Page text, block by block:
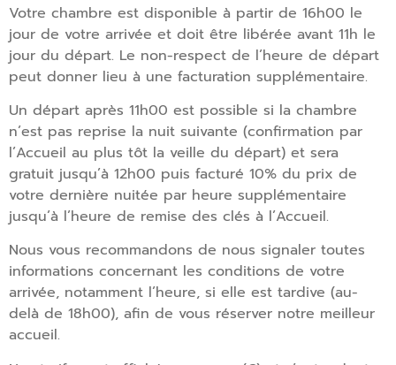
Votre chambre est disponible à partir de 16h00 le
jour de votre arrivée et doit être libérée avant 11h le
jour du départ. Le non-respect de l’heure de départ
peut donner lieu à une facturation supplémentaire.
Un départ après 11h00 est possible si la chambre
n’est pas reprise la nuit suivante (confirmation par
l’Accueil au plus tôt la veille du départ) et sera
gratuit jusqu’à 12h00 puis facturé 10% du prix de
votre dernière nuitée par heure supplémentaire
jusqu’à l’heure de remise des clés à l’Accueil.
Nous vous recommandons de nous signaler toutes
informations concernant les conditions de votre
arrivée, notamment l’heure, si elle est tardive (au-
delà de 18h00), afin de vous réserver notre meilleur
accueil.